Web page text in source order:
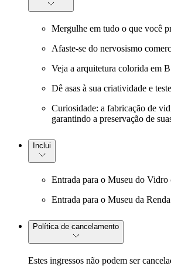
Mergulhe em tudo o que você
Afaste-se do nervosismo
Veja a arquitetura colorida em
Dê asas à sua criatividade e
Curiosidade: a fabricação de
garantindo a preservação de
Inclui
Entrada para o Museu do Vidro
Entrada para o Museu da
Política de cancelamento
Estes ingressos não podem ser